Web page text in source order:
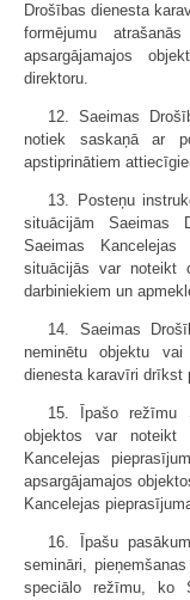
Drošības dienesta
formējumu
apsargājamajos
direktoru.
12. Saeimas
notiek saskaņā ar
apstiprinātiem
13. Posteņu
situācijām Saeimas
Saeimas
situācijās var noteikt
darbiniekiem un
14. Saeimas
neminētu objektu
dienesta karavīri drīkst
15. Īpašo režīmu
objektos var noteikt
Kancelejas
apsargājamajos
Kancelejas
16. Īpašu
semināri,
speciālo režīmu, ko